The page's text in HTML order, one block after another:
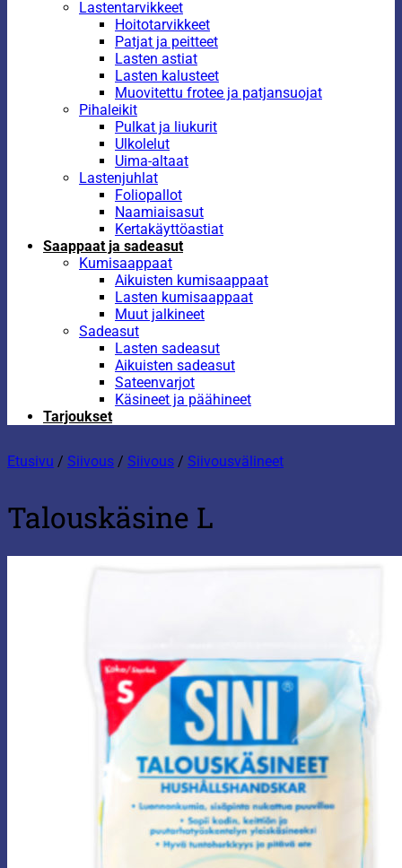
Lastentarvikkeet
Hoitotarvikkeet
Patjat ja peitteet
Lasten astiat
Lasten kalusteet
Muovitettu frotee ja patjansuojat
Pihaleikit
Pulkat ja liukurit
Ulkolelut
Uima-altaat
Lastenjuhlat
Foliopallot
Naamiaisasut
Kertakäyttöastiat
Saappaat ja sadeasut
Kumisaappaat
Aikuisten kumisaappaat
Lasten kumisaappaat
Muut jalkineet
Sadeasut
Lasten sadeasut
Aikuisten sadeasut
Sateenvarjot
Käsineet ja päähineet
Tarjoukset
Etusivu / Siivous / Siivous / Siivousvälineet
Talouskäsine L